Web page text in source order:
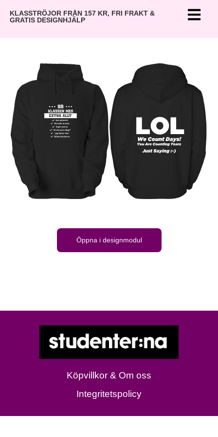
KLASSTRÖJOR FRÅN 157 KR, FRI FRAKT &
GRATIS DESIGNHJÄLP
Öppna i designmodul
Köpvillkor & Om oss
Integritetspolicy